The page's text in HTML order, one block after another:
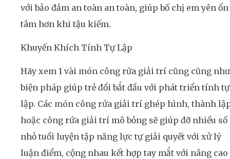
với bảo đảm an toàn an toàn, giúp bố chị em yên ổn
tâm hơn khi tậu kiếm.
Khuyến Khích Tính Tự Lập
Hãy xem 1 vài món công rứa giải trí cũng cũng
biện pháp giúp trẻ đổi bắt đầu với phát triển tính tự
lập. Các món công rứa giải trí ghép hình, thành
hoặc công rứa giải trí mô bỏng sẽ giúp đỡ nhiều số
nhỏ tuổi luyện tập năng lực tự giải quyết với xử lý
luận điểm, cộng nhau kết hợp tay mắt với nâng cao